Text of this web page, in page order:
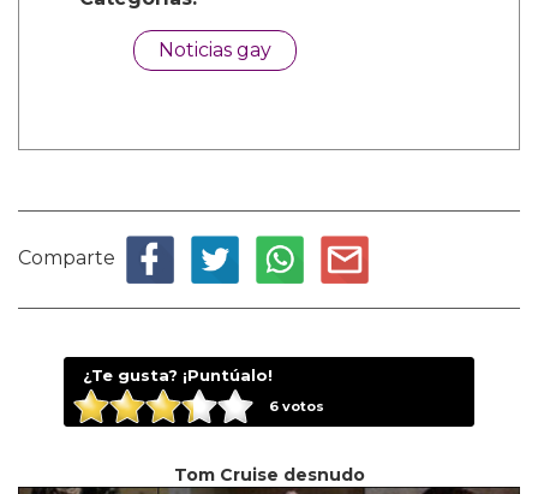
Noticias gay
Comparte
¿Te gusta? ¡Puntúalo!
6votos
Tom Cruise desnudo